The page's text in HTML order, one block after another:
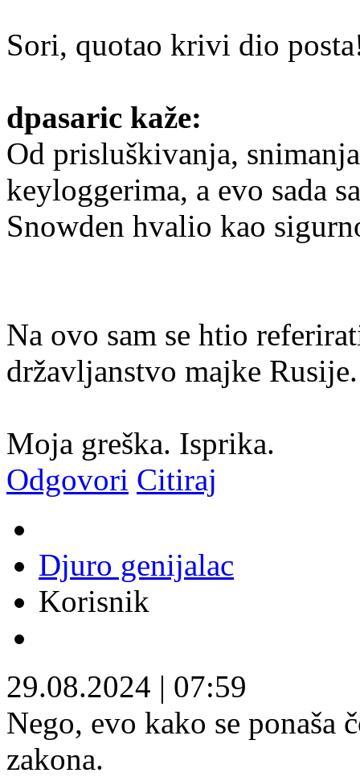
Sori, quotao krivi dio
dpasaric kaže:
Od prisluškivanja,
keyloggerima, a evo sada
Snowden hvalio kao
Na ovo sam se htio
državljanstvo majke Rusije.
Moja greška. Isprika.
Odgovori Citiraj
Djuro genijalac
Korisnik
29.08.2024 | 07:59
Nego, evo kako se
zakona.